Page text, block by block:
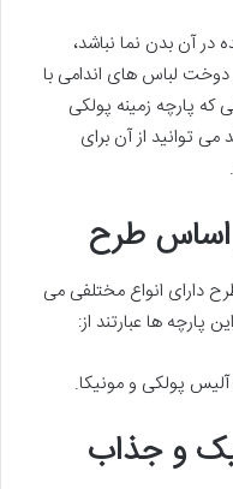
در آن بدن نما نباشد،
لباس های اندامی با
پارچه زمینه پولکی
توانید از آن برای
اساس طرح
دارای انواع مختلفی می
پارچه ها عبارتند از:
آلیس پولکی و مونیکا.
و جذاب